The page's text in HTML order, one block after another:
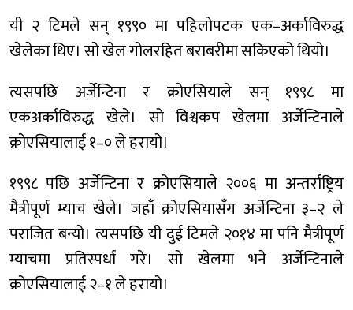
यी २ टिमले सन् १९९० मा पहिलोपटक एक–अर्काविरुद्ध
खेलेका थिए। सो खेल गोलरहित बराबरीमा सकिएको थियो।
त्यसपछि अर्जेन्टिना र क्रोएसियाले सन् १९९८ मा
एकअर्काविरुद्ध खेले। सो विश्वकप खेलमा अर्जेन्टिनाले
क्रोएसियालाई १–० ले हरायो।
१९९८ पछि अर्जेन्टिना र क्रोएसियाले २००६ मा अन्तर्राष्ट्रिय
मैत्रीपूर्ण म्याच खेले। जहाँ क्रोएसियासँग अर्जेन्टिना ३–२ ले
पराजित बन्यो। त्यसपछि यी दुई टिमले २०१४ मा पनि मैत्रीपूर्ण
म्याचमा प्रतिस्पर्धा गरे। सो खेलमा भने अर्जेन्टिनाले
क्रोएसियालाई २–१ ले हरायो।